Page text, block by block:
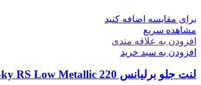
برای مقایسه اضافه کنید
مشاهده سریع
افزودن به علاقه مندی
افزودن به سبد خرید
لنت جلو برليانس 220 SunSky RS Low Metallic